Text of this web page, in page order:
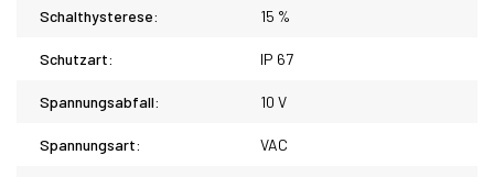
Schalthysterese: 15 %
Schutzart: IP 67
Spannungsabfall: 10 V
Spannungsart: VAC